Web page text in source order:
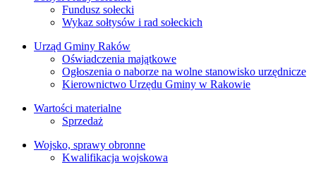
Fundusz sołecki
Wykaz sołtysów i rad sołeckich
Urząd Gminy Raków
Oświadczenia majątkowe
Ogłoszenia o naborze na wolne stanowisko urzędnicze
Kierownictwo Urzędu Gminy w Rakowie
Wartości materialne
Sprzedaż
Wojsko, sprawy obronne
Kwalifikacja wojskowa